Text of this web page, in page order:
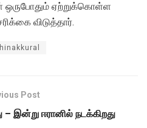
ஏற்றுக்கொள்ள
விடுத்தார்.
Post
இன்று ஈரானில் நடக்கிறது